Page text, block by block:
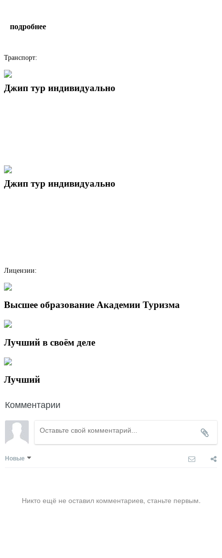
подробнее
Транспорт:
Джип тур индивидуально
Джип тур индивидуально
Лицензии:
Высшее образование Академии Туризма
Лучший в своём деле
Лучший
Комментарии
Новые
Никто ещё не оставил комментариев, станьте первым.